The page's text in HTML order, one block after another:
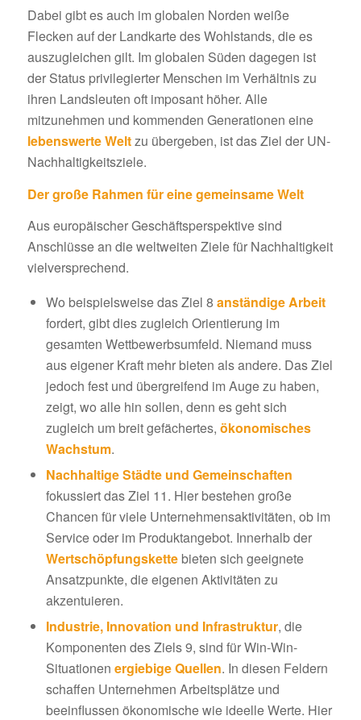
Dabei gibt es auch im globalen Norden weiße
Flecken auf der Landkarte des Wohlstands, die es
auszugleichen gilt. Im globalen Süden dagegen ist
der Status privilegierter Menschen im Verhältnis zu
ihren Landsleuten oft imposant höher. Alle
mitzunehmen und kommenden Generationen eine
lebenswerte Weltzu übergeben, ist das Ziel der UN-
Nachhaltigkeitsziele.
Der große Rahmen für eine gemeinsame Welt
Aus europäischer Geschäftsperspektive sind
Anschlüsse an die weltweiten Ziele für Nachhaltigkeit
vielversprechend.
Wo beispielsweise das Ziel 8 anständige Arbeit
fordert, gibt dies zugleich Orientierung im
gesamten Wettbewerbsumfeld. Niemand muss
aus eigener Kraft mehr bieten als andere. Das Ziel
jedoch fest und übergreifend im Auge zu haben,
zeigt, wo alle hin sollen, denn es geht sich
zugleich um breit gefächertes, ökonomisches
Wachstum.
Nachhaltige Städte und Gemeinschaften
fokussiert das Ziel 11. Hier bestehen große
Chancen für viele Unternehmensaktivitäten, ob im
Service oder im Produktangebot. Innerhalb der
Wertschöpfungskettebieten sich geeignete
Ansatzpunkte, die eigenen Aktivitäten zu
akzentuieren.
Industrie, Innovation und Infrastruktur, die
Komponenten des Ziels 9, sind für Win-Win-
Situationen ergiebige Quellen. In diesen Feldern
schaffen Unternehmen Arbeitsplätze und
beeinflussen ökonomische wie ideelle Werte. Hier